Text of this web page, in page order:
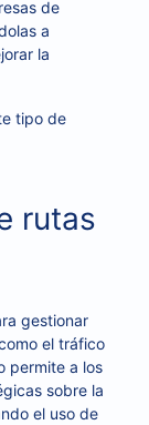
de
a
la
tipo de
rutas
gestionar
el tráfico
permite a los
sobre la
el uso de